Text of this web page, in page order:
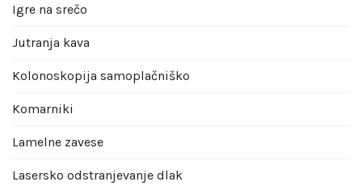
Igre na srečo
Jutranja kava
Kolonoskopija samoplačniško
Komarniki
Lamelne zavese
Lasersko odstranjevanje dlak